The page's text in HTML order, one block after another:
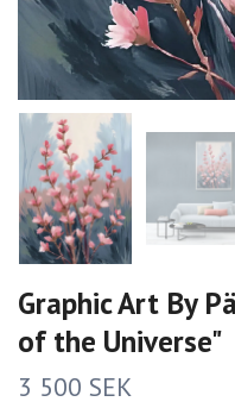
Graphic Art By
of the Universe"
3 500 SEK